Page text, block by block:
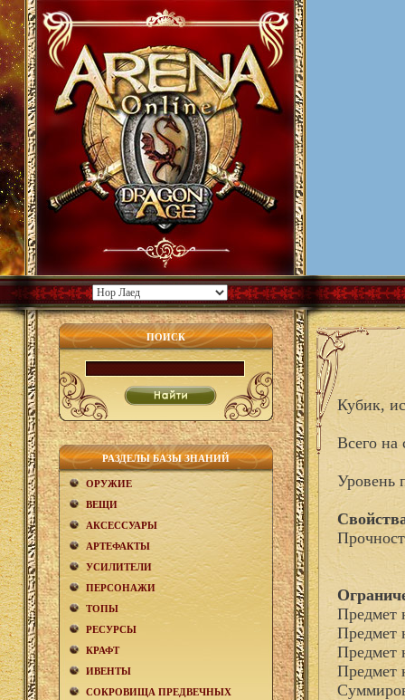
ПОИСК
РАЗДЕЛЫ БАЗЫ ЗНАНИЙ
ОРУЖИЕ
ВЕЩИ
АКCЕСCУАРЫ
АРТЕФАКТЫ
УСИЛИТЕЛИ
ПЕРСОНАЖИ
ТОПЫ
РЕСУРСЫ
КРАФТ
ИВЕНТЫ
СОКРОВИЩА ПРЕДВЕЧНЫХ
Кубик,
Всего на
Уровень
Предмет
Предмет
Предмет
Предмет